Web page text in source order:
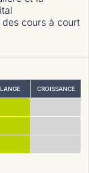
cours à court
CROISSANCE